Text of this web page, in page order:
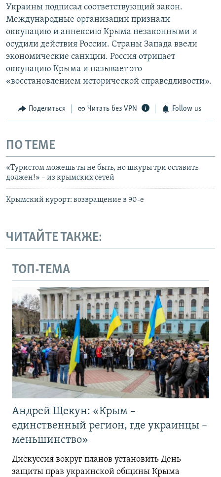
Украины подписал соответствующий закон.
Международные организации признали
оккупацию и аннексию Крыма незаконными и
осудили действия России. Страны Запада ввели
экономические санкции. Россия отрицает
оккупацию Крыма и называет это
«восстановлением исторической справедливости».
Поделиться Читать без VPN Follow us
ПО ТЕМЕ
«Туристом можешь ты не быть, но шкуры три оставить
должен!» – из крымских сетей
Крымский курорт: возвращение в 90-е
ЧИТАЙТЕ ТАКЖЕ:
ТОП-ТЕМА
Андрей Щекун: «Крым –
единственный регион, где украинцы –
меньшинство»
Дискуссия вокруг планов установить День
защиты прав украинской общины Крыма